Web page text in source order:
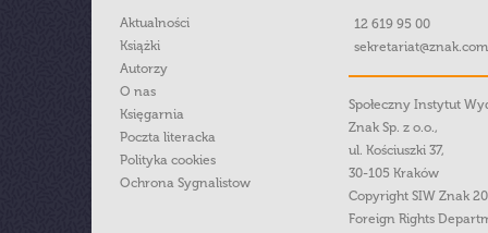
Aktualności
Książki
Autorzy
O nas
Księgarnia
Poczta literacka
Polityka cookies
Ochrona Sygnalistow
12 619 95 00
Społeczny Instytut
Znak Sp. z o.o.,
ul. Kościuszki 37,
30-105 Kraków
Copyright SIW Znak
Foreign Rights